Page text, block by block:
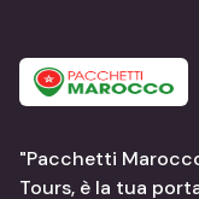
"Pacchetti
Tours, è la tua